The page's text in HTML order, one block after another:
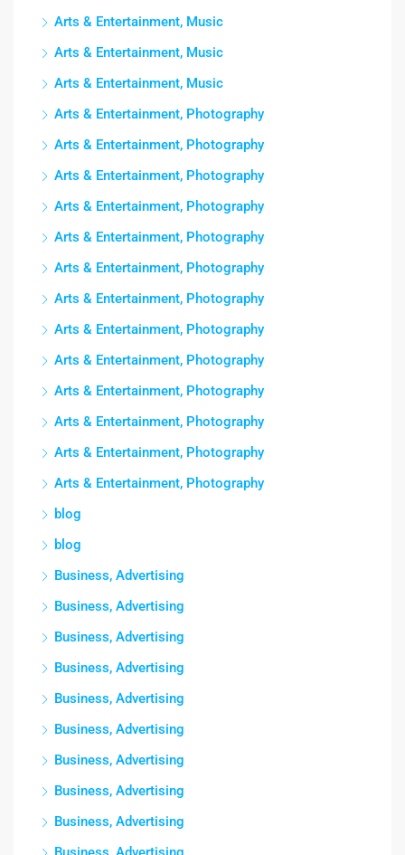
Arts & Entertainment, Music
Arts & Entertainment, Music
Arts & Entertainment, Music
Arts & Entertainment, Photography
Arts & Entertainment, Photography
Arts & Entertainment, Photography
Arts & Entertainment, Photography
Arts & Entertainment, Photography
Arts & Entertainment, Photography
Arts & Entertainment, Photography
Arts & Entertainment, Photography
Arts & Entertainment, Photography
Arts & Entertainment, Photography
Arts & Entertainment, Photography
Arts & Entertainment, Photography
Arts & Entertainment, Photography
blog
blog
Business, Advertising
Business, Advertising
Business, Advertising
Business, Advertising
Business, Advertising
Business, Advertising
Business, Advertising
Business, Advertising
Business, Advertising